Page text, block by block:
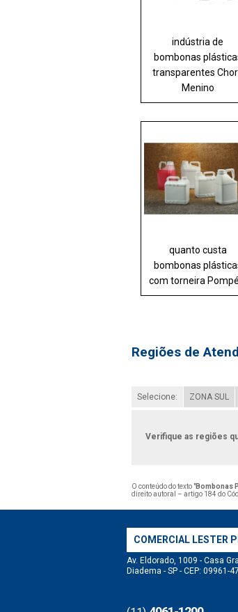
indústria de
bombonas
transparentes
Menino
quanto custa
bombonas
com torneira
Regiões de
Selecione: ZONA SUL
Verifique as regiões
O conteúdo do texto "Bombonas
direito autoral – artigo 184 do
COMERCIAL LESTER
Av. Eldorado, 1009 - Casa
Diadema - SP - CEP: 09961-